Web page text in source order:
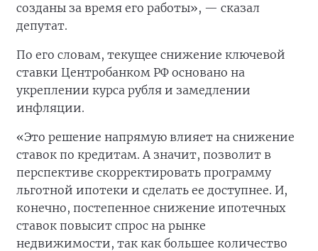
созданы за время его работы», — сказал
депутат.
По его словам, текущее снижение ключевой
ставки Центробанком РФ основано на
укреплении курса рубля и замедлении
инфляции.
«Это решение напрямую влияет на снижение
ставок по кредитам. А значит, позволит в
перспективе скорректировать программу
льготной ипотеки и сделать ее доступнее. И,
конечно, постепенное снижение ипотечных
ставок повысит спрос на рынке
недвижимости, так как большее количество